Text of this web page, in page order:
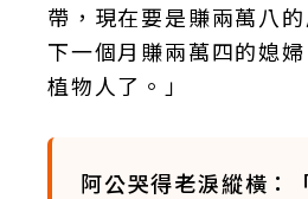
帶，現在要是賺兩萬八
下一個月賺兩萬四的媳
植物人了。」
阿公哭得老淚縱橫：